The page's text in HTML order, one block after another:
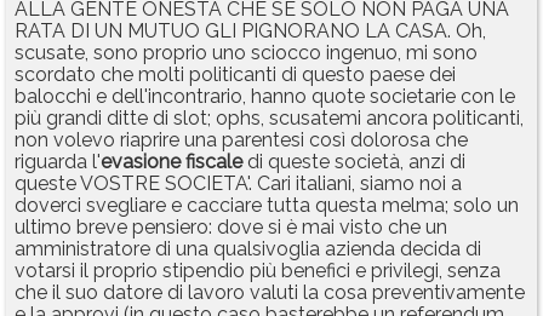
ALLA GENTE ONESTA CHE SE SOLO NON PAGA UNA
RATA DI UN MUTUO GLI PIGNORANO LA CASA. Oh,
scusate, sono proprio uno sciocco ingenuo, mi sono
scordato che molti politicanti di questo paese dei
balocchi e dell'incontrario, hanno quote societarie con le
più grandi ditte di slot; ophs, scusatemi ancora politicanti,
non volevo riaprire una parentesi così dolorosa che
riguarda l'evasione fiscaledi queste società, anzi di
queste VOSTRE SOCIETA'. Cari italiani, siamo noi a
doverci svegliare e cacciare tutta questa melma; solo un
ultimo breve pensiero: dove si è mai visto che un
amministratore di una qualsivoglia azienda decida di
votarsi il proprio stipendio più benefici e privilegi, senza
che il suo datore di lavoro valuti la cosa preventivamente